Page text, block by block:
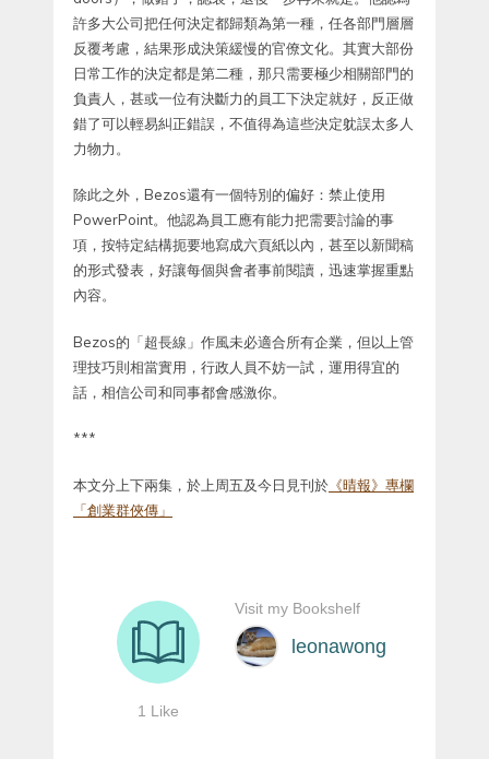
許多大公司把任何決定都歸類為第一種，任各部門層層
反覆考慮，結果形成決策緩慢的官僚文化。其實大部份
日常工作的決定都是第二種，那只需要極少相關部門的
負責人，甚或一位有決斷力的員工下決定就好，反正做
錯了可以輕易糾正錯誤，不值得為這些決定躭誤太多人
力物力。
除此之外，Bezos還有一個特別的偏好：禁止使用
PowerPoint。他認為員工應有能力把需要討論的事
項，按特定結構扼要地寫成六頁紙以內，甚至以新聞稿
的形式發表，好讓每個與會者事前閱讀，迅速掌握重點
內容。
Bezos的「超長線」作風未必適合所有企業，但以上管
理技巧則相當實用，行政人員不妨一試，運用得宜的
話，相信公司和同事都會感激你。
***
本文分上下兩集，於上周五及今日見刊於 《晴報》專欄
「創業群俠傳」